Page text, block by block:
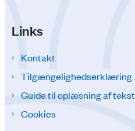
Links
Kontakt
Tilgængelighedserklæring
Guide til oplæsning af tekst
Cookies